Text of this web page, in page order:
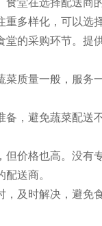
堂在选择配送商
多样化，可以选
的采购环节。提
质量一般，服务
，避免蔬菜配送
价格也高。没有
送商。
及时解决，避免